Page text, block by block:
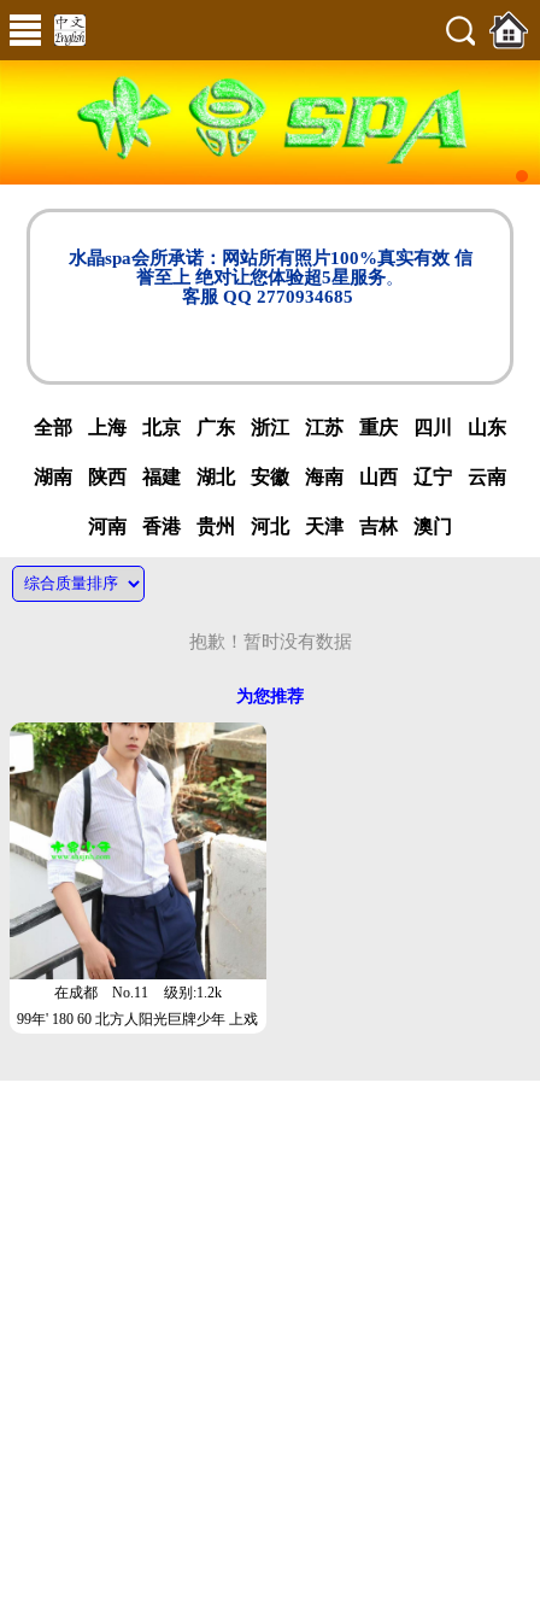
水晶spa会所承诺：网站所有照片100%真实有效 信
誉至上 绝对让您体验超5星服务。
客服 QQ 2770934685
全部 上海 北京 广东 浙江 江苏 重庆 四川 山东
湖南 陕西 福建 湖北 安徽 海南 山西 辽宁 云南
河南 香港 贵州 河北 天津 吉林 澳门
抱歉！暂时没有数据
为您推荐
在成都 No.11
级别:1.2k
99年' 180 60 北方人阳光巨牌少年 上戏